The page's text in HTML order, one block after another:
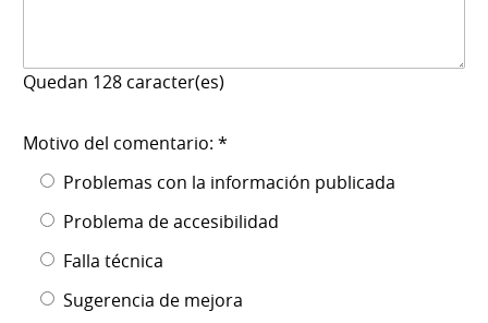
Quedan 128 caracter(es)
Motivo del comentario: *
Problemas con la información publicada
Problema de accesibilidad
Falla técnica
Sugerencia de mejora